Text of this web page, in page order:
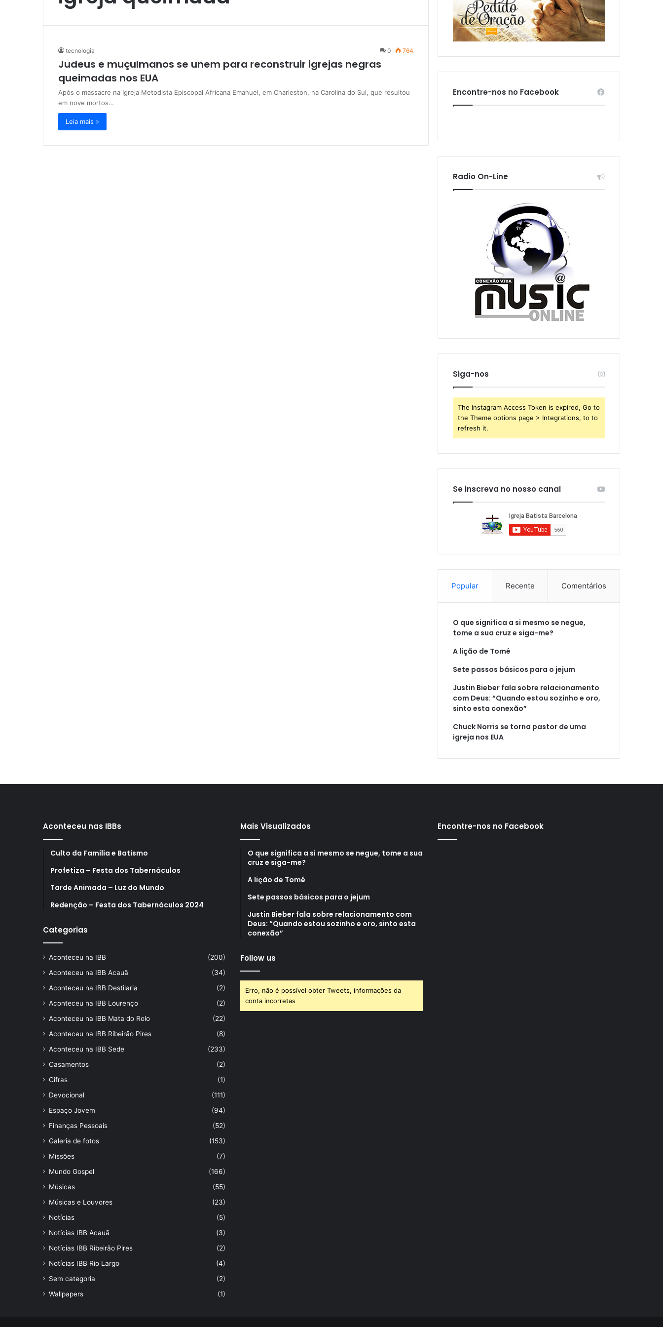
tecnologia 0 764
Judeus e muçulmanos se unem para reconstruir igrejas negras
queimadas nos EUA
Após o massacre na Igreja Metodista Episcopal Africana Emanuel, em Charleston, na Carolina do Sul, que resultou
em nove mortos…
Leia mais »
Encontre-nos no Facebook
Radio On-Line
Siga-nos
The Instagram Access Token is expired, Go to
the Theme options page > Integrations, to to
refresh it.
Se inscreva no nosso canal
Popular Recente Comentários
O que significa a si mesmo se negue,
tome a sua cruz e siga-me?
A lição de Tomé
Sete passos básicos para o jejum
Justin Bieber fala sobre relacionamento
com Deus: “Quando estou sozinho e oro,
sinto esta conexão”
Chuck Norris se torna pastor de uma
igreja nos EUA
Aconteceu nas IBBs
Culto da Familia e Batismo
Profetiza – Festa dos Tabernáculos
Tarde Animada – Luz do Mundo
Redenção – Festa dos Tabernáculos 2024
Categorias
Aconteceu na IBB
(200)
Aconteceu na IBB Acauã
(34)
Aconteceu na IBB Destilaria
(2)
Aconteceu na IBB Lourenço
(2)
Aconteceu na IBB Mata do Rolo
(22)
Aconteceu na IBB Ribeirão Pires
(8)
Aconteceu na IBB Sede
(233)
Casamentos
(2)
Cifras
(1)
Devocional
(111)
Espaço Jovem
(94)
Finanças Pessoais
(52)
Galeria de fotos
(153)
Missões
(7)
Mundo Gospel
(166)
Músicas
(55)
Músicas e Louvores
(23)
Notícias
(5)
Notícias IBB Acauã
(3)
Notícias IBB Ribeirão Pires
(2)
Notícias IBB Rio Largo
(4)
Sem categoria
(2)
Wallpapers
(1)
Mais Visualizados
O que significa a si mesmo se negue, tome a sua
cruz e siga-me?
A lição de Tomé
Sete passos básicos para o jejum
Justin Bieber fala sobre relacionamento com
Deus: “Quando estou sozinho e oro, sinto esta
conexão”
Follow us
Erro, não é possível obter Tweets, informações da
conta incorretas
Encontre-nos no Facebook